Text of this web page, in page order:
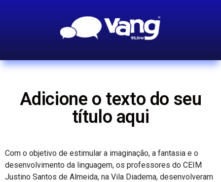
Adicione o texto do seu
título aqui
Com o objetivo de estimular a imaginação, a fantasia e o
desenvolvimento da linguagem, os professores do CEIM
Justino Santos de Almeida, na Vila Diadema, desenvolveram